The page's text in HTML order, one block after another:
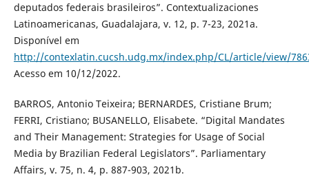
deputados federais brasileiros”. Contextualizaciones
Latinoamericanas, Guadalajara, v. 12, p. 7-23, 2021a.
Disponível em
http://contexlatin.cucsh.udg.mx/index.php/CL/article/view/
Acesso em 10/12/2022.
BARROS, Antonio Teixeira; BERNARDES, Cristiane Brum;
FERRI, Cristiano; BUSANELLO, Elisabete. “Digital Mandates
and Their Management: Strategies for Usage of Social
Media by Brazilian Federal Legislators”. Parliamentary
Affairs, v. 75, n. 4, p. 887-903, 2021b.